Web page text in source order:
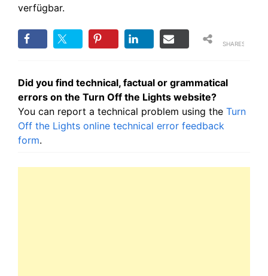
verfügbar.
SHARES
Did you find technical, factual or grammatical
errors on the Turn Off the Lights website?
You can report a technical problem using the Turn
Off the Lights online technical error feedback
form.